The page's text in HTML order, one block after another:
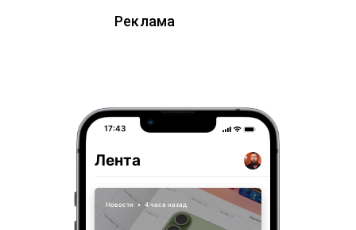
Реклама
17:43
Лента
Новости • 4 часа назад